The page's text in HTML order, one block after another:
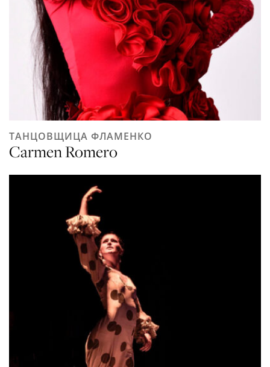
ТАНЦОВЩИЦА ФЛАМЕНКО
Carmen Romero